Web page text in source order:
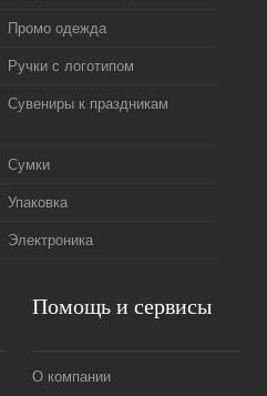
Промо одежда
Ручки с логотипом
Сувениры к праздникам
Сумки
Упаковка
Электроника
Помощь и сервисы
О компании